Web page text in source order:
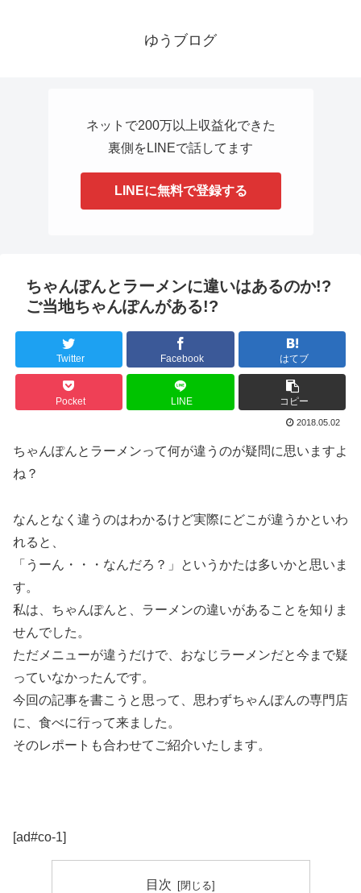
ゆうブログ
ネットで200万以上収益化できた
裏側をLINEで話してます
LINEに無料で登録する
ちゃんぽんとラーメンに違いはあるのか!?
ご当地ちゃんぽんがある!?
Twitter Facebook はてブ
Pocket LINE コピー
2018.05.02
ちゃんぽんとラーメンって何が違うのが疑問に思いますよ
ね？
なんとなく違うのはわかるけど実際にどこが違うかといわ
れると、
「うーん・・・なんだろ？」というかたは多いかと思いま
す。
私は、ちゃんぽんと、ラーメンの違いがあることを知りま
せんでした。
ただメニューが違うだけで、おなじラーメンだと今まで疑
っていなかったんです。
今回の記事を書こうと思って、思わずちゃんぽんの専門店
に、食べに行って来ました。
そのレポートも合わせてご紹介いたします。
[ad#co-1]
目次